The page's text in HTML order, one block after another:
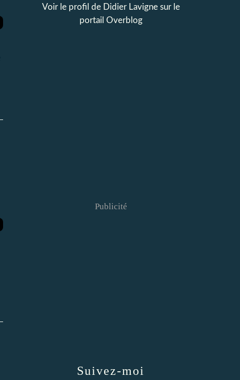
Voir le profil de Didier Lavignesur le
portail Overblog
Suivez-moi
Publicité